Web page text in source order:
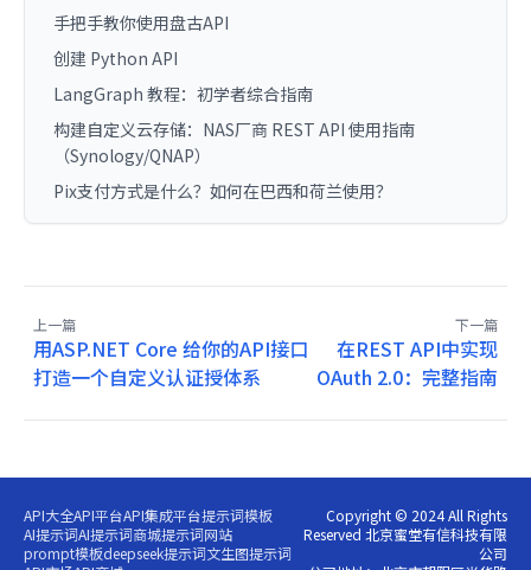
手把手教你使用盘古API
创建 Python API
LangGraph 教程：初学者综合指南
构建自定义云存储：NAS厂商 REST API 使用指南
（Synology/QNAP）
Pix支付方式是什么？如何在巴西和荷兰使用？
上一篇
用ASP.NET Core 给你的API接口
打造一个自定义认证授体系
下一篇
在REST API中实现
OAuth 2.0：完整指南
API大全API平台API集成平台提示词模板
AI提示词AI提示词商城提示词网站
prompt模板deepseek提示词文生图提示词
Copyright © 2024 All Rights
Reserved 北京蜜堂有信科技有限
公司